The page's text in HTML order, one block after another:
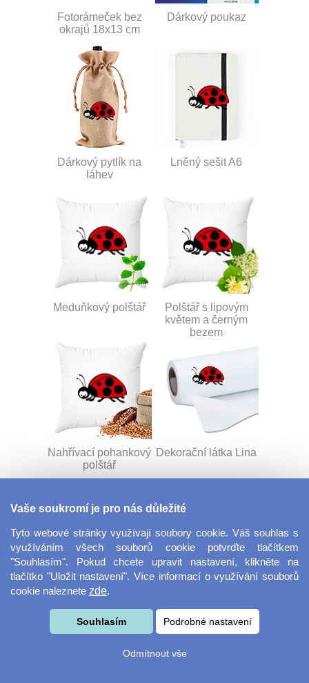
Fotorámeček bez
okrajů 18x13 cm
Dárkový poukaz
Dárkový pytlík na
láhev
Lněný sešit A6
Meduňkový polštář
Polštář s lipovým
květem a černým
bezem
Nahřívací pohankový
polštář
Dekorační látka Lina
Dekorační látka
Miranda
přezkou
Vaše soukromí je pro nás důležité
Tyto webové stránky využívají soubory cookie. Váš souhlas s
využíváním všech souborů cookie potvrďte tlačítkem
"Souhlasím". Pokud chcete upravit nastavení, klikněte na
tlačítko "Uložit nastavení". Více informací o využívání souborů
cookie naleznete zde.
Souhlasím Podrobné nastavení
Odmítnout vše